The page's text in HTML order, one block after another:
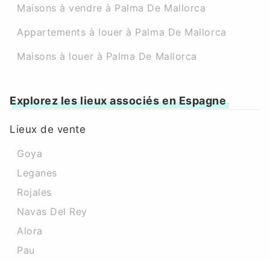
Maisons à vendre à Palma De Mallorca
Appartements à louer à Palma De Mallorca
Maisons à louer à Palma De Mallorca
Explorez les lieux associés en Espagne
Lieux de vente
Goya
Leganes
Rojales
Navas Del Rey
Alora
Pau